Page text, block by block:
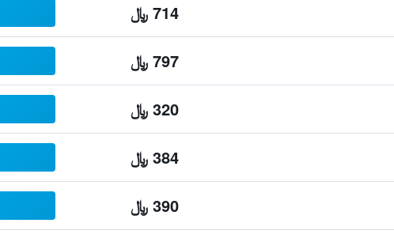
714 ﷼
797 ﷼
320 ﷼
384 ﷼
390 ﷼